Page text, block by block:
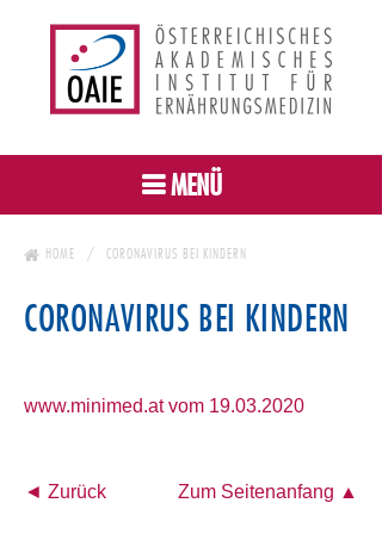
MENÜ
HOME CORONAVIRUS BEI KINDERN
CORONAVIRUS BEI KINDERN
www.minimed.at vom 19.03.2020
◄ Zurück Zum Seitenanfang ▲